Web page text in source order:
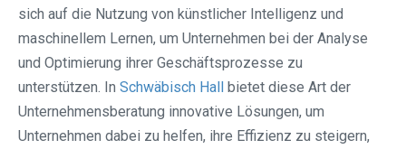
sich auf die Nutzung von künstlicher Intelligenz und
maschinellem Lernen, um Unternehmen bei der Analyse
und Optimierung ihrer Geschäftsprozesse zu
unterstützen. In Schwäbisch Hall
bietet diese Art der
Unternehmensberatung innovative Lösungen, um
Unternehmen dabei zu helfen, ihre Effizienz zu steigern,